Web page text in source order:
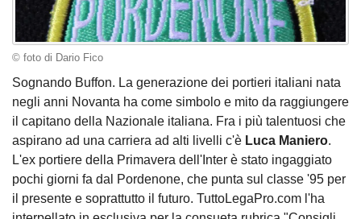
© foto di Dario Fico
Sognando Buffon. La generazione dei portieri italiani nata
negli anni Novanta ha come simbolo e mito da raggiungere
il capitano della Nazionale italiana. Fra i più talentuosi che
aspirano ad una carriera ad alti livelli c'è Luca Maniero.
L'ex portiere della Primavera dell'Inter è stato ingaggiato
pochi giorni fa dal Pordenone, che punta sul classe '95 per
il presente e soprattutto il futuro. TuttoLegaPro.com l'ha